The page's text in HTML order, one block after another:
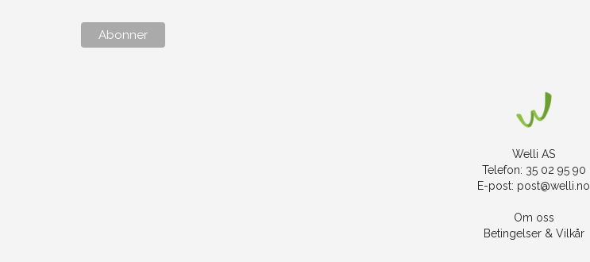
Welli AS
Telefon: 35 02 95 90
E-post: post@welli.no
Om oss
Betingelser & Vilkår